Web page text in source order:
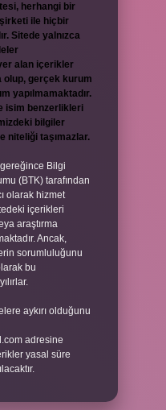
herhangi bir
ile hiçbir
Sitede yalnızca
alan içerikler
olup, gerçek kurum
yapılmamaktadır.
isim benzerlikleri
bilgiler
niteliği taşımazlar.
Bilgi
(BTK) tarafından
olarak hizmet
içerikleri
araştırma
Ancak,
sorumluluğunu
bu
aykırı olduğunu
adresine
yasal süre